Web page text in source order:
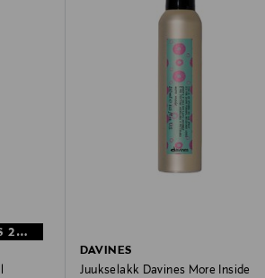
MYSTOCKMANN EELIS 26%
DAVINES
Juukselakk Davines More Inside